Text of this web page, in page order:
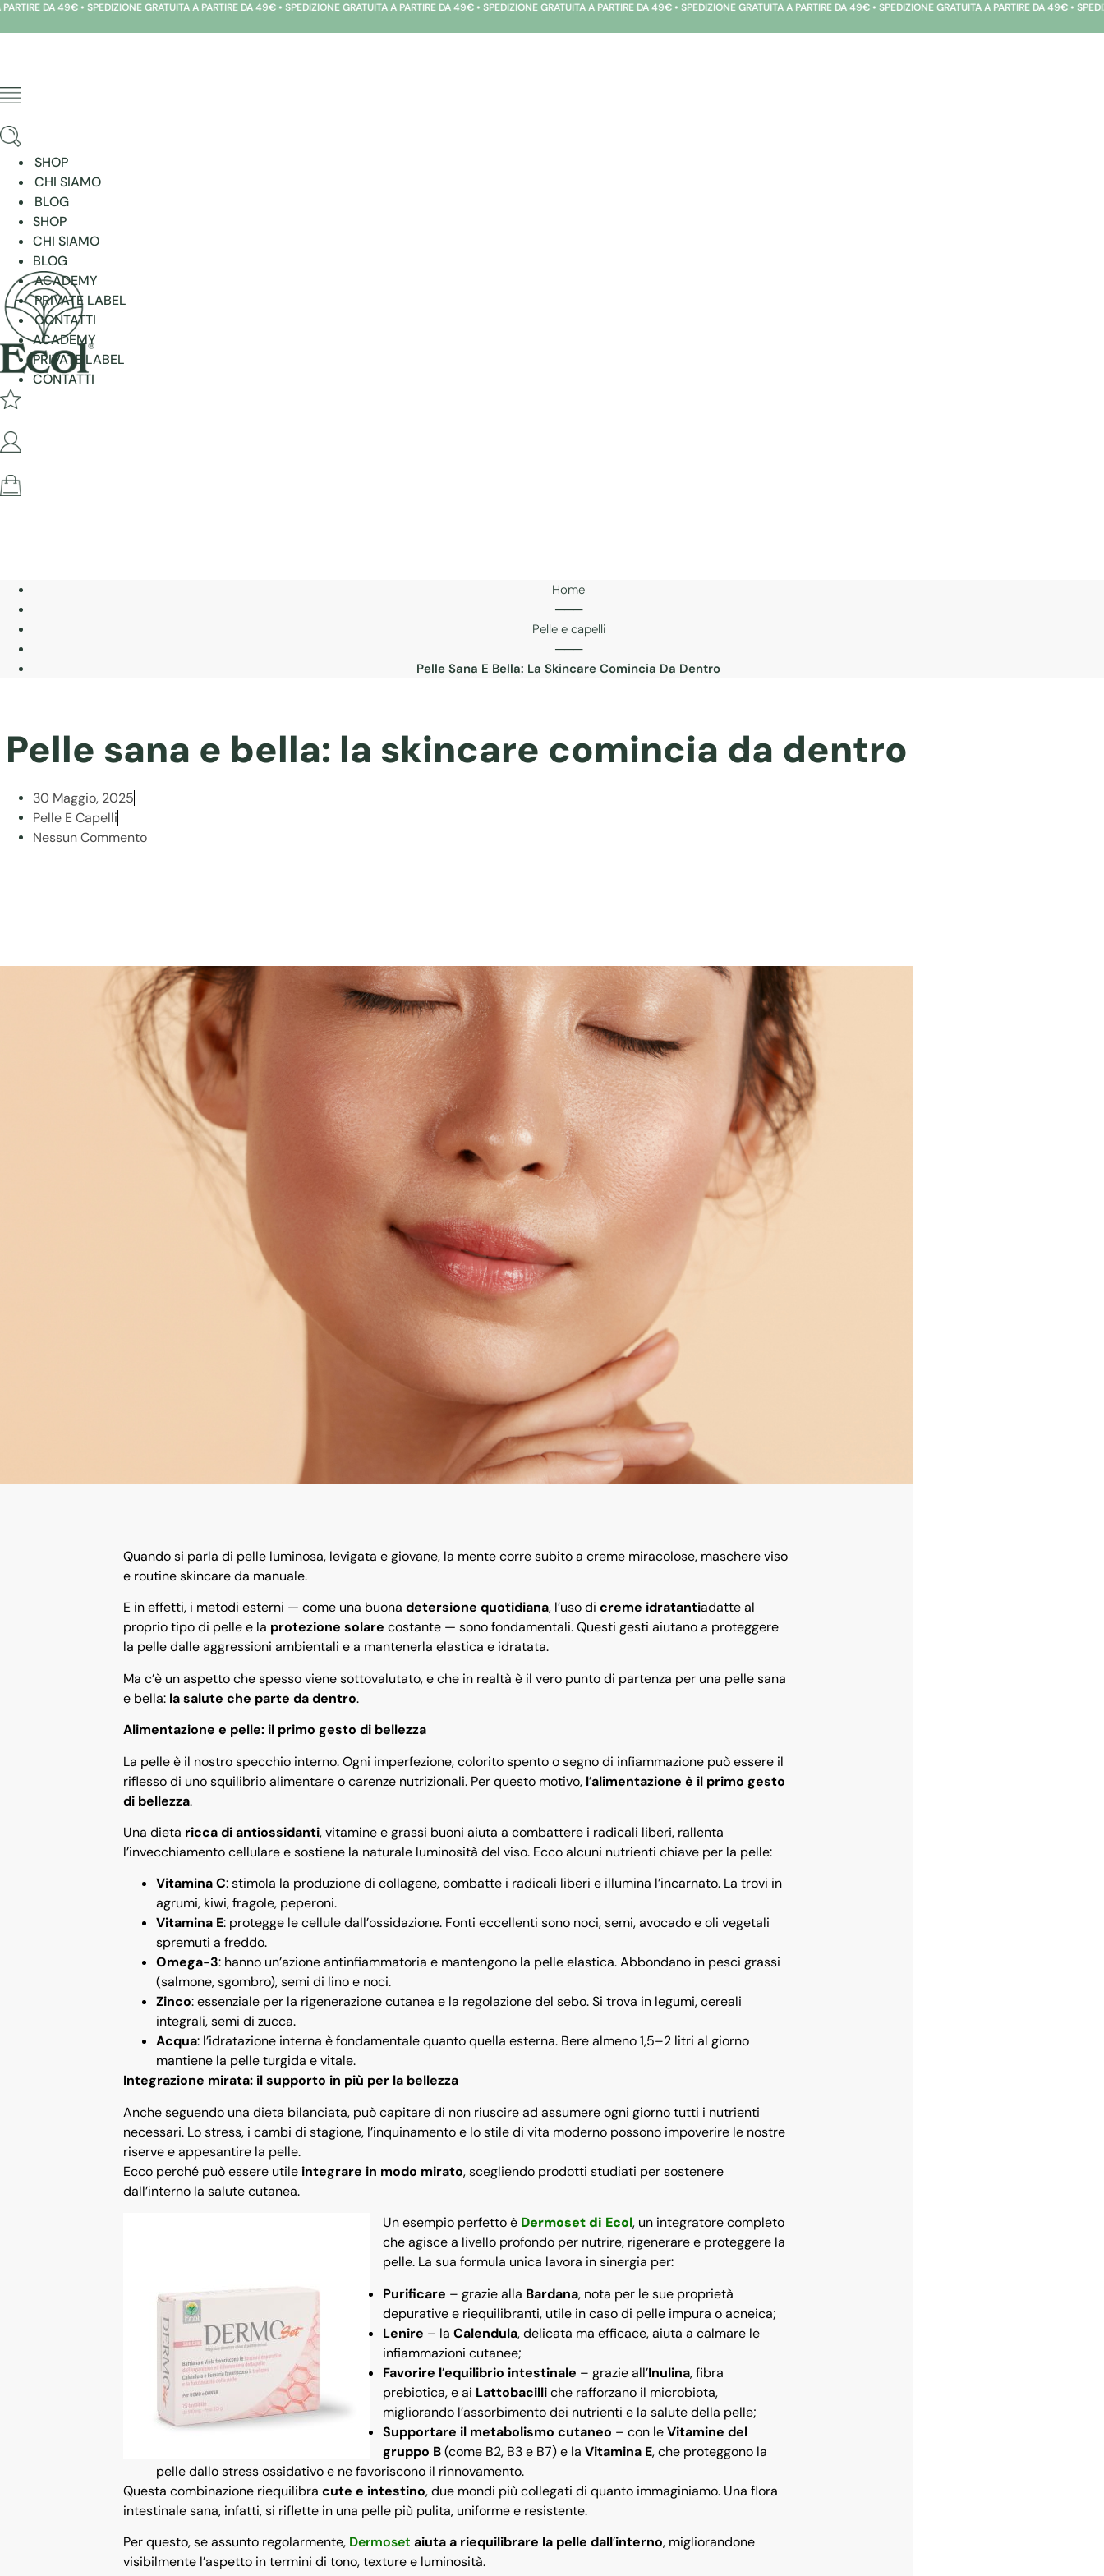
Vai
al
• SPEDIZIONE GRATUITA A PARTIRE DA 49€ • SPEDIZIONE GRATUITA A PARTIRE DA 49€ • SPEDIZIONE GRATUITA A PARTIRE DA 49€ • SPEDIZIONE GRATUITA A PARTIRE DA 49€ • SPEDIZIONE GRATUITA A PARTIRE DA 49€ • SPEDIZIONE
SHOP
CHI SIAMO
BLOG
SHOP
CHI SIAMO
BLOG
ACADEMY
PRIVATE LABEL
CONTATTI
ACADEMY
PRIVATE LABEL
CONTATTI
Home
───
Pelle e capelli
───
Pelle Sana E Bella: La Skincare Comincia Da Dentro
Pelle sana e bella: la skincare comincia da dentro
30 Maggio, 2025
Pelle E Capelli
Nessun Commento
Quando si parla di pelle luminosa, levigata e giovane, la mente corre subito a creme miracolose, maschere viso
e routine skincare da manuale.
E in effetti, i metodi esterni — come una buona detersione quotidiana, l’uso di creme idratantiadatte al
proprio tipo di pelle e la protezione solare costante — sono fondamentali. Questi gesti aiutano a proteggere
la pelle dalle aggressioni ambientali e a mantenerla elastica e idratata.
Ma c’è un aspetto che spesso viene sottovalutato, e che in realtà è il vero punto di partenza per una pelle sana
e bella: la salute che parte da dentro.
Alimentazione e pelle: il primo gesto di bellezza
La pelle è il nostro specchio interno. Ogni imperfezione, colorito spento o segno di infiammazione può essere il
riflesso di uno squilibrio alimentare o carenze nutrizionali. Per questo motivo, l’alimentazione è il primo gesto
di bellezza.
Una dieta ricca di antiossidanti, vitamine e grassi buoni aiuta a combattere i radicali liberi, rallenta
l’invecchiamento cellulare e sostiene la naturale luminosità del viso. Ecco alcuni nutrienti chiave per la pelle:
Vitamina C: stimola la produzione di collagene, combatte i radicali liberi e illumina l’incarnato. La trovi in
agrumi, kiwi, fragole, peperoni.
Vitamina E: protegge le cellule dall’ossidazione. Fonti eccellenti sono noci, semi, avocado e oli vegetali
spremuti a freddo.
Omega-3: hanno un’azione antinfiammatoria e mantengono la pelle elastica. Abbondano in pesci grassi
(salmone, sgombro), semi di lino e noci.
Zinco: essenziale per la rigenerazione cutanea e la regolazione del sebo. Si trova in legumi, cereali
integrali, semi di zucca.
Acqua: l’idratazione interna è fondamentale quanto quella esterna. Bere almeno 1,5–2 litri al giorno
mantiene la pelle turgida e vitale.
Integrazione mirata: il supporto in più per la bellezza
Anche seguendo una dieta bilanciata, può capitare di non riuscire ad assumere ogni giorno tutti i nutrienti
necessari. Lo stress, i cambi di stagione, l’inquinamento e lo stile di vita moderno possono impoverire le nostre
riserve e appesantire la pelle.
Ecco perché può essere utile integrare in modo mirato, scegliendo prodotti studiati per sostenere
dall’interno la salute cutanea.
Un esempio perfetto è Dermoset di Ecol, un integratore completo
che agisce a livello profondo per nutrire, rigenerare e proteggere la
pelle. La sua formula unica lavora in sinergia per:
Purificare – grazie alla Bardana, nota per le sue proprietà
depurative e riequilibranti, utile in caso di pelle impura o acneica;
Lenire – la Calendula, delicata ma efficace, aiuta a calmare le
infiammazioni cutanee;
Favorire l’equilibrio intestinale – grazie all’Inulina, fibra
prebiotica, e ai Lattobacilliche rafforzano il microbiota,
migliorando l’assorbimento dei nutrienti e la salute della pelle;
Supportare il metabolismo cutaneo – con leVitamine del
gruppo B(come B2, B3 e B7) e la Vitamina E, che proteggono la
pelle dallo stress ossidativo e ne favoriscono il rinnovamento.
Questa combinazione riequilibra cute e intestino, due mondi più collegati di quanto immaginiamo. Una flora
intestinale sana, infatti, si riflette in una pelle più pulita, uniforme e resistente.
Per questo, se assunto regolarmente, Dermoset aiuta a riequilibrare la pelle dall’interno, migliorandone
visibilmente l’aspetto in termini di tono, texture e luminosità.